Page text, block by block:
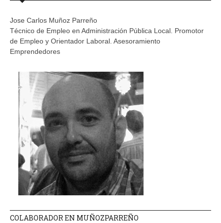
Jose Carlos Muñoz Parreño
Técnico de Empleo en Administración Pública Local. Promotor
de Empleo y Orientador Laboral. Asesoramiento
Emprendedores
COLABORADOR EN MUÑOZPARREÑO